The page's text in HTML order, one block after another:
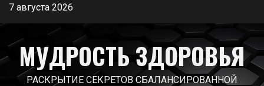
Перейти
содержимому
7 августа 2026
МУДРОСТЬ ЗДОРОВЬЯ
РАСКРЫТИЕ СЕКРЕТОВ СБАЛАНСИРОВАННОЙ